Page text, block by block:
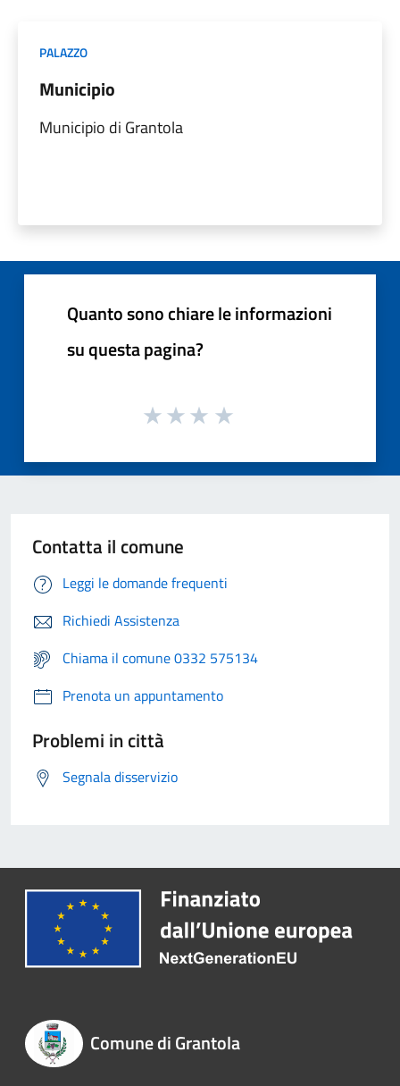
PALAZZO
Municipio
Municipio di Grantola
Quanto sono chiare le informazioni
su questa pagina?
Contatta il comune
Leggi le domande frequenti
Richiedi Assistenza
Chiama il comune 0332 575134
Prenota un appuntamento
Problemi in città
Segnala disservizio
Comune di Grantola